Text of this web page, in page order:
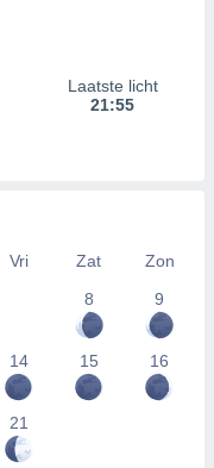
Laatste licht
21:55
Vri Zat
Zon
8
9
14 15 16
21